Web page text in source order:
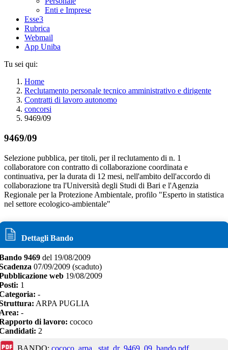
Enti e Imprese
Esse3
Rubrica
Webmail
App Uniba
Tu sei qui:
Home
Reclutamento personale tecnico amministrativo e dirigente
Contratti di lavoro autonomo
concorsi
9469/09
9469/09
Selezione pubblica, per titoli, per il reclutamento di n. 1
collaboratore con contratto di collaborazione coordinata e
continuativa, per la durata di 12 mesi, nell'ambito dell'accordo di
collaborazione tra l'Università degli Studi di Bari e l'Agenzia
Regionale per la Protezione Ambientale, profilo "Esperto in statistica
nel settore ecologico-ambientale"
Dettagli Bando
9469 del 19/08/2009
07/09/2009 (scaduto)
web 19/08/2009
1
-
ARPA PUGLIA
-
di lavoro: cococo
2
BANDO: cococo_arpa_ stat_dr_9469_09_bando.pdf